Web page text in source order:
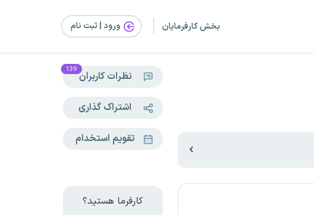
بخش کارفرمایان ورود | ثبت‌ نام
نظرات کاربران 139
اشتراک گذاری
تقویم استخدام
کارفرما هستید؟